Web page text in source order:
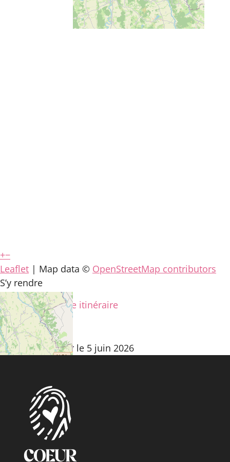
+−
Leaflet | Map data © OpenStreetMap contributors
S’y rendre
Calculez votre itinéraire
Fiche mise à jour le 5 juin 2026